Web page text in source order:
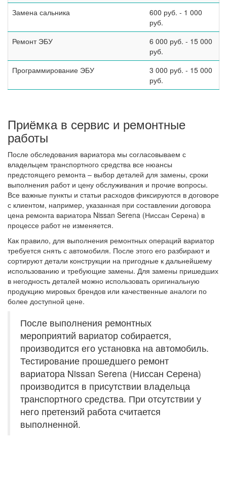
Замена сальника
600 руб. - 1 000
руб.
Ремонт ЭБУ
6 000 руб. - 15 000
руб.
Программирование ЭБУ
3 000 руб. - 15 000
руб.
Приёмка в сервис и ремонтные
работы
После обследования вариатора мы согласовываем с
владельцем транспортного средства все нюансы
предстоящего ремонта – выбор деталей для замены, сроки
выполнения работ и цену обслуживания и прочие вопросы.
Все важные пункты и статьи расходов фиксируются в договоре
с клиентом, например, указанная при составлении договора
цена ремонта вариатора Nissan Serena (Ниссан Серена) в
процессе работ не изменяется.
Как правило, для выполнения ремонтных операций вариатор
требуется снять с автомобиля. После этого его разбирают и
сортируют детали конструкции на пригодные к дальнейшему
использованию и требующие замены. Для замены пришедших
в негодность деталей можно использовать оригинальную
продукцию мировых брендов или качественные аналоги по
более доступной цене.
После выполнения ремонтных
мероприятий вариатор собирается,
производится его установка на автомобиль.
Тестирование прошедшего ремонт
вариатора Nissan Serena (Ниссан Серена)
производится в присутствии владельца
транспортного средства. При отсутствии у
него претензий работа считается
выполненной.